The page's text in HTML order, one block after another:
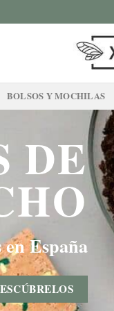
BOLSOS Y MOCHILAS
DE
España